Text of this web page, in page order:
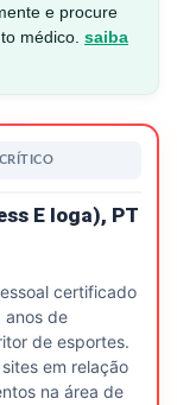
e procure
médico. saiba
CRÍTICO
E Ioga), PT
certificado
anos de
de esportes.
em relação
na área de